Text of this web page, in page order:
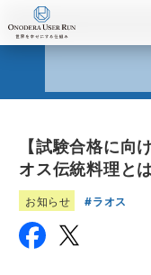
【試験合格に向
オス伝統料理と
お知らせ ラオス